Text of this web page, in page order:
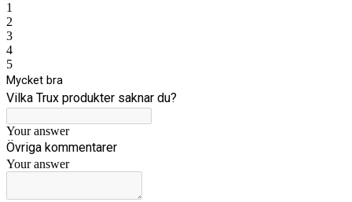
1
2
3
4
5
Mycket bra
Vilka Trux produkter saknar du?
Your answer
Övriga kommentarer
Your answer